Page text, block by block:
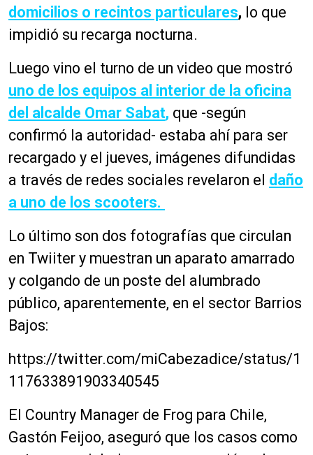
domicilios o recintos particulares, lo que
impidió su recarga nocturna.
Luego vino el turno de un video que mostró
uno de los equipos al interior de la oficina
del alcalde Omar Sabat, que -según
confirmó la autoridad- estaba ahí para ser
recargado y el jueves, imágenes difundidas
a través de redes sociales revelaron el daño
a uno de los scooters.
Lo último son dos fotografías que circulan
en Twiiter y muestran un aparato amarrado
y colgando de un poste del alumbrado
público, aparentemente, en el sector Barrios
Bajos:
https://twitter.com/miCabezadice/status/1
117633891903340545
El Country Manager de Frog para Chile,
Gastón Feijoo, aseguró que los casos como